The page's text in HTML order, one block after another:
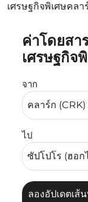
เศรษฐกิจพิเศษคลา
ค่าโดยสา
เศรษฐกิจ
จาก
ไป
ลองอัปเดตเส้
ลองอัปเดตเส้